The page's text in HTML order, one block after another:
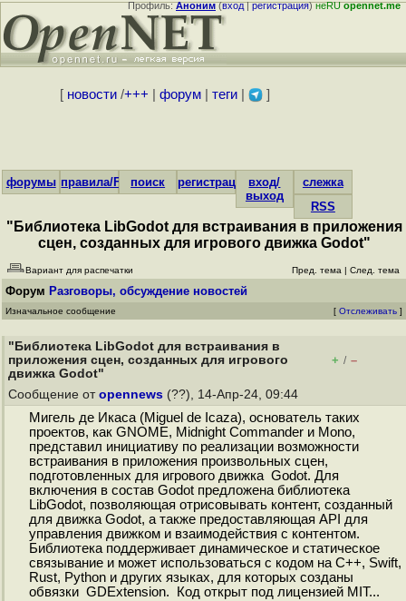
Профиль:Аноним(вход|регистрация)неRUopennet.me
[ новости/+++ форум| теги| ]
форумы правила/FAQпоиск регистрациявход/
выход
слежка
RSS
"Библиотека LibGodot для встраивания в приложения
сцен, созданных для игрового движка Godot"
Вариант для распечатки Пред. тема | След. тема
Форум Разговоры, обсуждение новостей
Изначальное сообщение [ Отслеживать ]
"Библиотека LibGodot для встраивания в
приложения сцен, созданных для игрового
движка Godot"
+ / –
Сообщение от opennews (??), 14-Апр-24, 09:44
Мигель де Икаса (Miguel de Icaza), основатель таких
проектов, как GNOME, Midnight Commander и Mono,
представил инициативу по реализации возможности
встраивания в приложения произвольных сцен,
подготовленных для игрового движка Godot. Для
включения в состав Godot предложена библиотека
LibGodot, позволяющая отрисовывать контент, созданный
для движка Godot, а также предоставляющая API для
управления движком и взаимодействия с контентом.
Библиотека поддерживает динамическое и статическое
связывание и может использоваться с кодом на C++, Swift,
Rust, Python и других языках, для которых созданы
обвязки GDExtension. Код открыт под лицензией MIT...